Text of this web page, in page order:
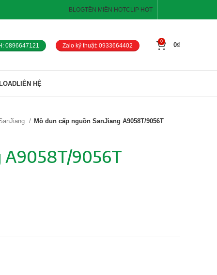
BLOGTÊN MIỀN HOTCLIP HOT
0896647121 Zalo kỹ thuật: 0933664402
0
0₫
LIÊN HỆ
Mô đun cấp nguồn SanJiang A9058T/9056T
A9058T/9056T